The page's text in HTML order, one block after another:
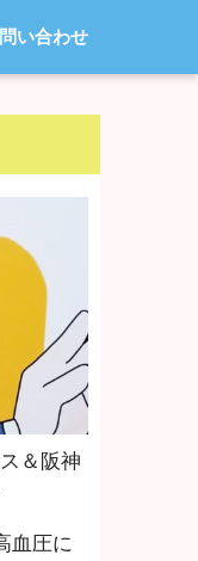
い合わせ
＆阪神
血圧に